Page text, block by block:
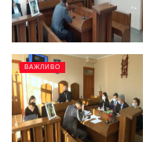
ВАЖЛИВО